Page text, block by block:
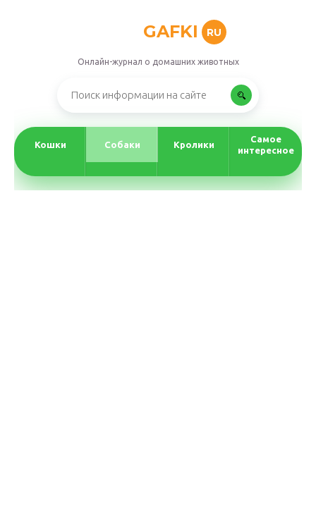
GAFKI RU
Онлайн-журнал о домашних животных
Кошки Собаки Кролики
Самое
интересное